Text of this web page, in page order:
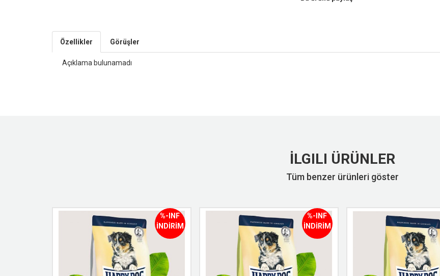
Özellikler Görüşler
Açıklama bulunamadı
İLGILI ÜRÜNLER
Tüm benzer ürünleri göster
%-INF
İNDİRİM
%-INF
İNDİRİM